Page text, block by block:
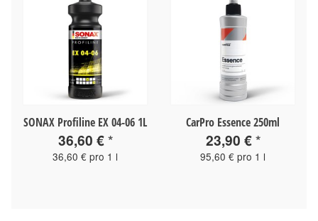
SONAX Profiline EX 04-06 1L
36,60 €*
36,60 € pro 1 l
CarPro Essence 250ml
23,90 €*
95,60 € pro 1 l